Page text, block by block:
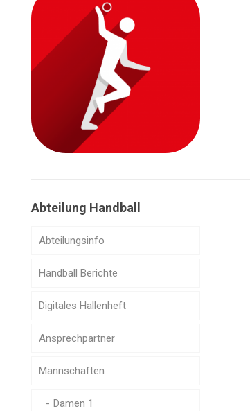
Abteilung Handball
Abteilungsinfo
Handball Berichte
Digitales Hallenheft
Ansprechpartner
Mannschaften
Damen 1